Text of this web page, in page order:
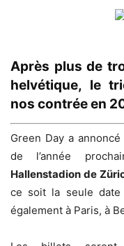
Après plus de
helvétique, le
nos contrée en
Green Day a
de l’année
Hallenstadion de
ce soit la seule
également à Paris, à